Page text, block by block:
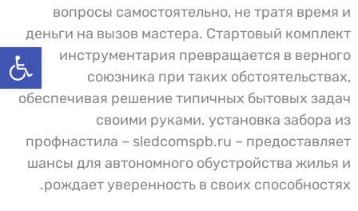
פתח
12. Ассортимент отверток
13. Плоскогубцы и
многофункциональные пассатижи
14. Набор гаечных ключей
16. Дрель-шуруповерт
аккумуляторный
17. Ватерпас
18. Электрическая пила лобзиковая
19. Углошлифовальная машина
вопросы самостоятельно, не тратя время и
деньги на вызов мастера. Стартовый комплект
инструментария превращается в верного
союзника при таких обстоятельствах,
обеспечивая решение типичных бытовых задач
своими руками. установка забора из
профнастила – sledcomspb.ru – предоставляет
шансы для автономного обустройства жилья и
рождает уверенность в своих способностях.